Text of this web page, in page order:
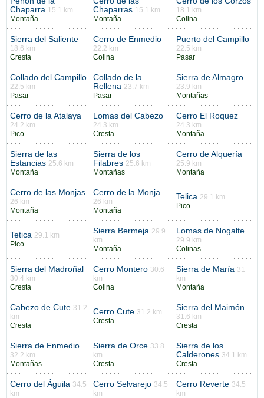
Chaparra 15.1 km
Montaña
Chaparras 15.1 km
Montaña
18.1 km
Colina
Sierra del Saliente
18.6 km
Cresta
Cerro de Enmedio
22.2 km
Colina
Puerto del Campillo
22.5 km
Pasar
Collado del Campillo
22.5 km
Pasar
Collado de la
Rellena 23.7 km
Pasar
Sierra de Almagro
23.9 km
Montañas
Cerro de la Atalaya
24.2 km
Pico
Lomas del Cabezo
24.3 km
Cresta
Cerro El Roquez
24.3 km
Montaña
Sierra de las
Estancias 25.6 km
Montaña
Sierra de los
Filabres 25.6 km
Montañas
Cerro de Alquería
25.9 km
Montaña
Cerro de las Monjas
26 km
Montaña
Cerro de la Monja
26 km
Montaña
Telica 29.1 km
Pico
Tetica 29.1 km
Pico
Sierra Bermeja 29.9
km
Montaña
Lomas de Nogalte
29.9 km
Colinas
Sierra del Madroñal
30.4 km
Cresta
Cerro Montero 30.6
km
Colina
Sierra de María 31
km
Montaña
Cabezo de Cute 31.2
km
Cresta
Cerro Cute 31.2 km
Cresta
Sierra del Maimón
31.6 km
Cresta
Sierra de Enmedio
32.2 km
Montañas
Sierra de Orce 33.8
km
Cresta
Sierra de los
Calderones 34.1 km
Cresta
Cerro del Águila 34.5
km
Cerro Selvarejo 34.5
km
Cerro Reverte 34.5
km